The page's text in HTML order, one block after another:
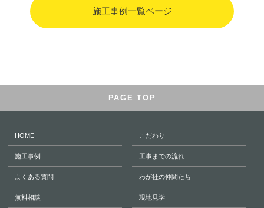
施工事例一覧ページ
PAGE TOP
HOME こだわり
施工事例 工事までの流れ
よくある質問 わが社の仲間たち
無料相談 現地見学